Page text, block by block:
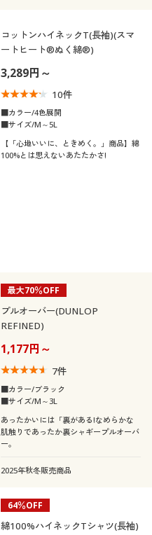
コットンハイネックT(長袖)(スマ
ートヒート®ぬく綿®)
3,289円～
10件
■カラー/4色展開
■サイズ/M～5L
【「心地いいに、ときめく。」商品】綿
100%とは思えないあたたかさ!
最大70％OFF
プルオーバー(DUNLOP
REFINED)
1,177円～
7件
■カラー/ブラック
■サイズ/M～3L
あったかいには「裏がある!なめらかな
肌触りであったか裏シャギープルオーバ
ー。
2025年秋冬販売商品
64％OFF
綿100%ハイネックTシャツ(長袖)